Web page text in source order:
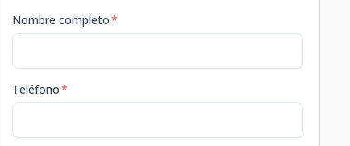
Nombre completo*
Teléfono*